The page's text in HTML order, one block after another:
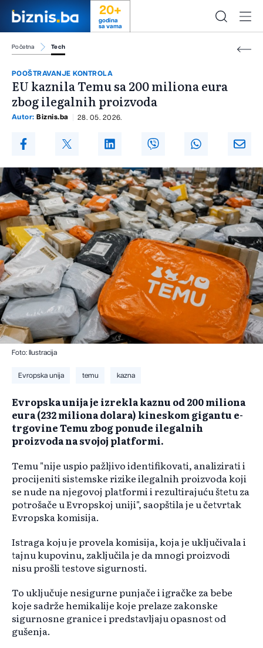
20+
godina
sa vama
Početna Tech
POOŠTRAVANJE KONTROLA
EU kaznila Temu sa 200 miliona eura
zbog ilegalnih proizvoda
Autor: Biznis.ba 28. 05. 2026.
Foto: Ilustracija
Evropska unija temu kazna
Evropska unija je izrekla kaznu od 200 miliona
eura (232 miliona dolara) kineskom gigantu e-
trgovine Temu zbog ponude ilegalnih
proizvoda na svojoj platformi.
Temu "nije uspio pažljivo identifikovati, analizirati i
procijeniti sistemske rizike ilegalnih proizvoda koji
se nude na njegovoj platformi i rezultirajuću štetu za
potrošače u Evropskoj uniji", saopštila je u četvrtak
Evropska komisija.
Istraga koju je provela komisija, koja je uključivala i
tajnu kupovinu, zaključila je da mnogi proizvodi
nisu prošli testove sigurnosti.
To uključuje nesigurne punjače i igračke za bebe
koje sadrže hemikalije koje prelaze zakonske
sigurnosne granice i predstavljaju opasnost od
gušenja.